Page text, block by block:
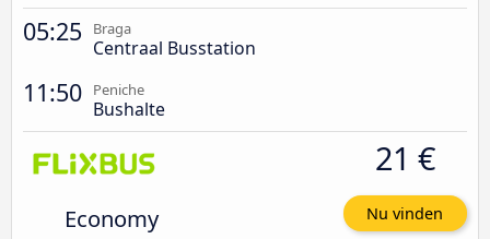
05:25 Braga
Centraal Busstation
11:50 Peniche
Bushalte
Economy
21 €
Nu vinden